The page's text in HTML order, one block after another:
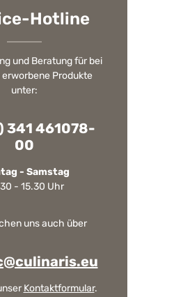
Hotline
und Beratung für bei
erworbene Produkte
unter:
341 461078-
00
- Samstag
- 15.30 Uhr
uns auch über
Kontaktformular.